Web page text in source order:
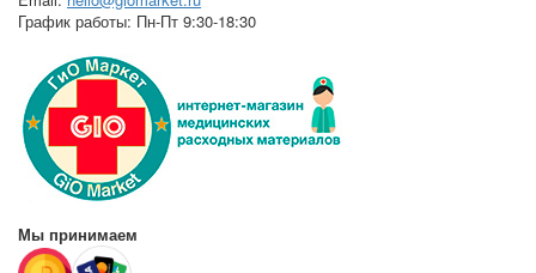
График работы: Пн-Пт 9:30-18:30
Мы принимаем